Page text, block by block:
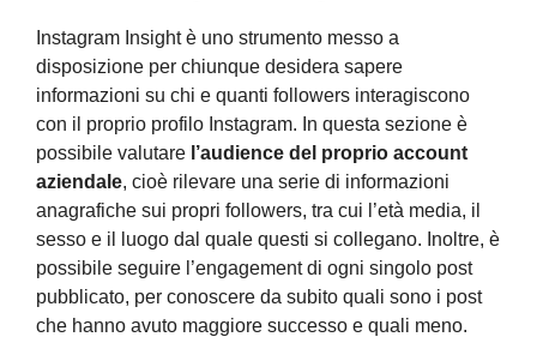
Instagram Insight è uno strumento messo a
disposizione per chiunque desidera sapere
informazioni su chi e quanti followers interagiscono
con il proprio profilo Instagram. In questa sezione è
possibile valutare l’audience del proprio account
aziendale, cioè rilevare una serie di informazioni
anagrafiche sui propri followers, tra cui l’età media, il
sesso e il luogo dal quale questi si collegano. Inoltre, è
possibile seguire l’engagement di ogni singolo post
pubblicato, per conoscere da subito quali sono i post
che hanno avuto maggiore successo e quali meno.